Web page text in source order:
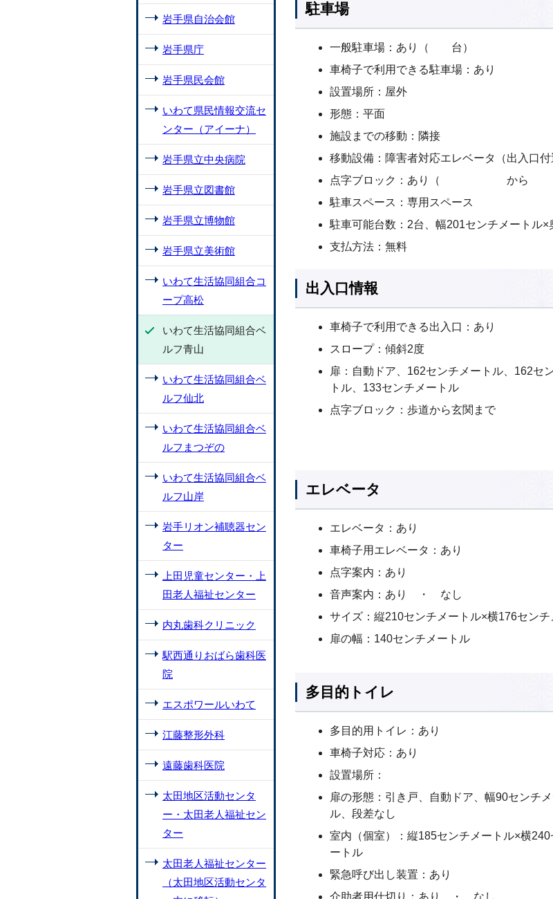
駐車場
一般駐車場：あり（ 台）
車椅子で利用できる駐車場：あり
設置場所：屋外
形態：平面
施設までの移動：隣接
移動設備：障害者対応エレベータ（出入口付
点字ブロック：あり（ か
駐車スペース：専用スペース
駐車可能台数：2台、幅201センチメートル
支払方法：無料
出入口情報
車椅子で利用できる出入口：あり
スロープ：傾斜2度
扉：自動ドア、162センチメートル、162セ
トル、133センチメートル
点字ブロック：歩道から玄関まで
エレベータ
エレベータ：あり
車椅子用エレベータ：あり
点字案内：あり
音声案内：あり ・ なし
サイズ：縦210センチメートル×横176センチ
扉の幅：140センチメートル
多目的トイレ
多目的用トイレ：あり
車椅子対応：あり
設置場所：
扉の形態：引き戸、自動ドア、幅90センチメ
ル、段差なし
室内（個室）：縦185センチメートル×横240
ートル
緊急呼び出し装置：あり
介助者用仕切り：あり ・ なし
岩手県自治会館
岩手県庁
岩手県民会館
いわて県民情報交流セ
ンター（アイーナ）
岩手県立中央病院
岩手県立図書館
岩手県立博物館
岩手県立美術館
いわて生活協同組合コ
ープ高松
いわて生活協同組合ベ
ルフ青山
いわて生活協同組合ベ
ルフ仙北
いわて生活協同組合ベ
ルフまつぞの
いわて生活協同組合ベ
ルフ山岸
岩手リオン補聴器セン
ター
上田児童センター・上
田老人福祉センター
内丸歯科クリニック
駅西通りおばら歯科医
院
エスポワールいわて
江藤整形外科
遠藤歯科医院
太田地区活動センタ
ー・太田老人福祉セン
ター
太田老人福祉センター
（太田地区活動センタ